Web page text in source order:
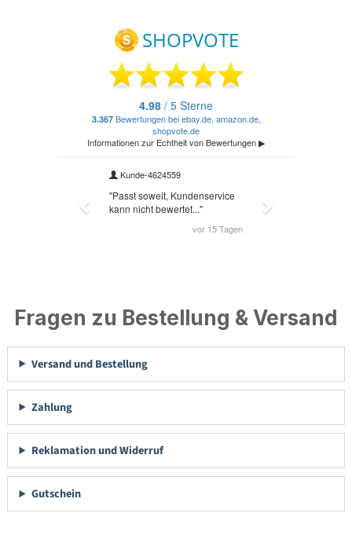
Fragen zu Bestellung & Versand
Versand und Bestellung
Zahlung
Reklamation und Widerruf
Gutschein